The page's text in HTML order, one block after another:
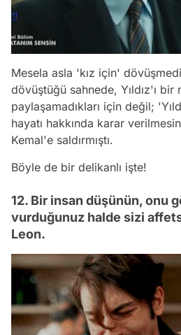
Mesela asla 'kız için'
dövüştüğü sahnede, Yıldız'ı bir
paylaşamadıkları için değil;
hayatı hakkında karar
Kemal'e saldırmıştı.
Böyle de bir delikanlı işte!
12. Bir insan düşünün, onu
vurduğunuz halde sizi
Leon.